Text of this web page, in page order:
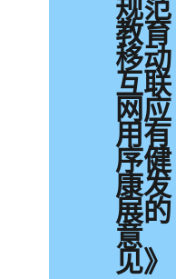
规范
教育
移动
互联
网应
用有
序健
康发
展的
意
见》